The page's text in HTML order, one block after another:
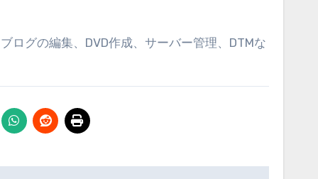
ログの編集、DVD作成、サーバー管理、DTMな